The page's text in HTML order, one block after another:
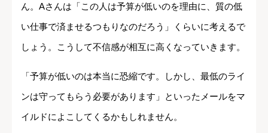
ん。Aさんは「この人は予算が低いのを理由に、質の低
い仕事で済ませるつもりなのだろう」くらいに考えるで
しょう。こうして不信感が相互に高くなっていきます。
「予算が低いのは本当に恐縮です。しかし、最低のライ
ンは守ってもらう必要があります」といったメールをマ
イルドによこしてくるかもしれません。